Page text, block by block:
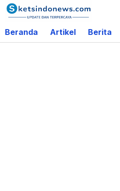
Lewati
ke
konten
Beranda Artikel Berita